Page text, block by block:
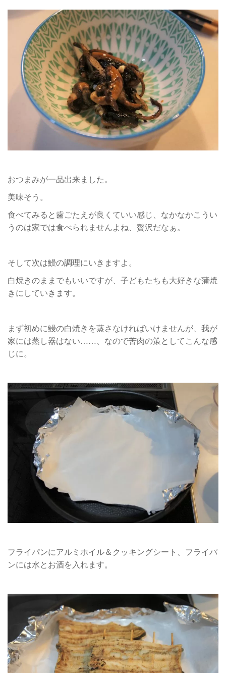
おつまみが一品出来ました。
美味そう。
食べてみると歯ごたえが良くていい感じ、なかなかこうい
うのは家では食べられませんよね、贅沢だなぁ。
そして次は鰻の調理にいきますよ。
白焼きのままでもいいですが、子どもたちも大好きな蒲焼
きにしていきます。
まず初めに鰻の白焼きを蒸さなければいけませんが、我が
家には蒸し器はない……、なので苦肉の策としてこんな感
じに。
フライパンにアルミホイル＆クッキングシート、フライパ
ンには水とお酒を入れます。